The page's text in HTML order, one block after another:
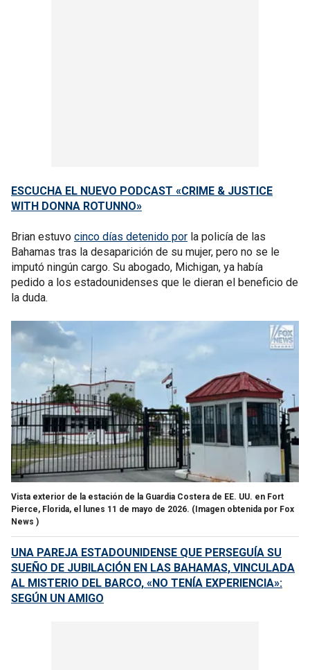
ESCUCHA EL NUEVO PODCAST «CRIME & JUSTICE
WITH DONNA ROTUNNO»
Brian estuvo cinco días detenido por la policía de las
Bahamas tras la desaparición de su mujer, pero no se le
imputó ningún cargo. Su abogado, Michigan, ya había
pedido a los estadounidenses que le dieran el beneficio de
la duda.
Vista exterior de la estación de la Guardia Costera de EE. UU. en Fort
Pierce, Florida, el lunes 11 de mayo de 2026. (Imagen obtenida por Fox
News )
UNA PAREJA ESTADOUNIDENSE QUE PERSEGUÍA SU
SUEÑO DE JUBILACIÓN EN LAS BAHAMAS, VINCULADA
AL MISTERIO DEL BARCO, «NO TENÍA EXPERIENCIA»:
SEGÚN UN AMIGO